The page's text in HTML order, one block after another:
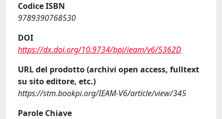
Codice ISBN
9789390768530
DOI
https://dx.doi.org/10.9734/bpi/ieam/v6/5362D
URL del prodotto (archivi open access, fulltext
su sito editore, etc.)
https://stm.bookpi.org/IEAM-V6/article/view/345
Parole Chiave